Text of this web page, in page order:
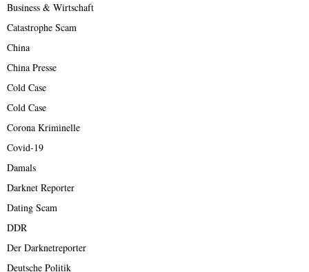
Business & Wirtschaft
Catastrophe Scam
China
China Presse
Cold Case
Cold Case
Corona Kriminelle
Covid-19
Damals
Darknet Reporter
Dating Scam
DDR
Der Darknetreporter
Deutsche Politik